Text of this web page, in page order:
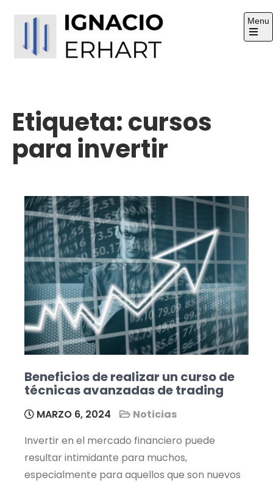
content
Menu
Open
Etiqueta:cursos
para invertir
Beneficios de realizar un curso de
técnicas avanzadas de trading
MARZO 6, 2024
Noticias
Invertir en el mercado financiero puede
resultar intimidante para muchos,
especialmente para aquellos que son nuevos